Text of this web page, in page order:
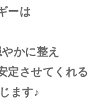
ーは
かに整え
定させてくれる
ます♪